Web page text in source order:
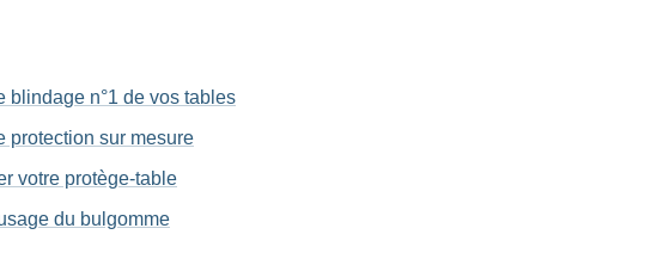
blindage n°1 de vos tables
protection sur mesure
votre protège-table
du bulgomme